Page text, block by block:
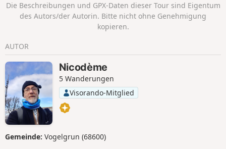
Die Beschreibungen und GPX-Daten dieser Tour sind Eigentum
des Autors/der Autorin. Bitte nicht ohne Genehmigung
kopieren.
AUTOR
Nicodème
5 Wanderungen
Visorando-Mitglied
Gemeinde: Vogelgrun (68600)